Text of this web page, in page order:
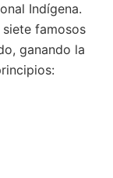
Indígena.
famosos
ganando la